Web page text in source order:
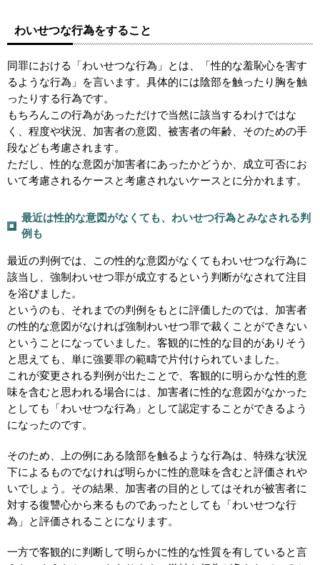
わいせつな行為をすること
同罪における「わいせつな行為」とは、「性的な羞恥心を害す
るような行為」を言います。具体的には陰部を触ったり胸を触
ったりする行為です。
もちろんこの行為があっただけで当然に該当するわけではな
く、程度や状況、加害者の意図、被害者の年齢、そのための手
段なども考慮されます。
ただし、性的な意図が加害者にあったかどうか、成立可否にお
いて考慮されるケースと考慮されないケースとに分かれます。
最近は性的な意図がなくても、わいせつ行為とみなされる判
例も
最近の判例では、この性的な意図がなくてもわいせつな行為に
該当し、強制わいせつ罪が成立するという判断がなされて注目
を浴びました。
というのも、それまでの判例をもとに評価したのでは、加害者
の性的な意図がなければ強制わいせつ罪で裁くことができない
ということになっていました。客観的に性的な目的がありそう
と思えても、単に強要罪の範疇で片付けられていました。
これが変更される判例が出たことで、客観的に明らかな性的意
味を含むと思われる場合には、加害者に性的な意図がなかった
としても「わいせつな行為」として認定することができるよう
になったのです。
そのため、上の例にある陰部を触るような行為は、特殊な状況
下によるものでなければ明らかに性的意味を含むと評価されや
いでしょう。その結果、加害者の目的としてはそれが被害者に
対する復讐心から来るものであったとしても「わいせつな行
為」と評価されることになります。
一方で客観的に判断して明らかに性的な性質を有していると言